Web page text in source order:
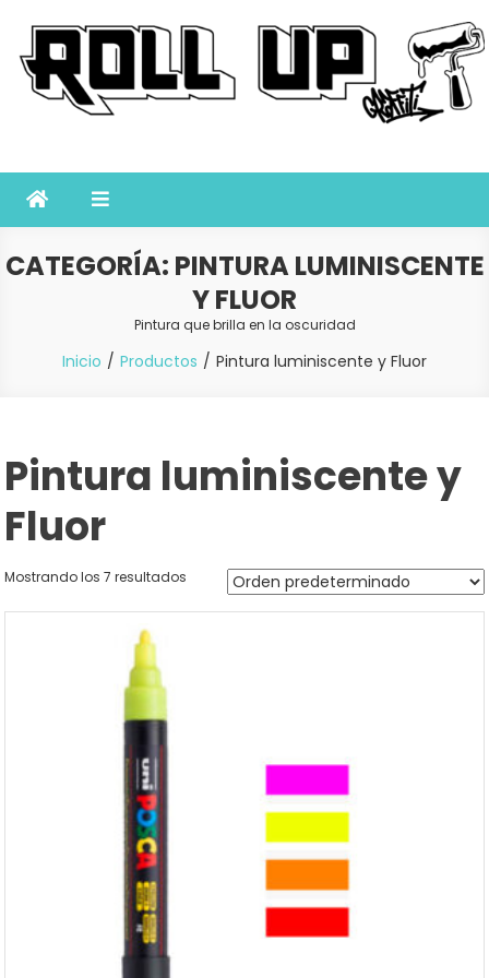
contenido
CATEGORÍA: PINTURA LUMINISCENTE
Y FLUOR
Pintura que brilla en la oscuridad
Inicio Productos Pintura luminiscente y Fluor
Pintura luminiscente y
Fluor
Mostrando los 7 resultados